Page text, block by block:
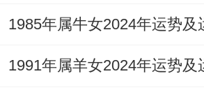
南方太岁火炎；衣着多用黑